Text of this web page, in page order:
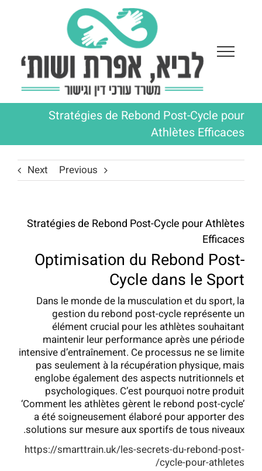
Stratégies de Rebond Post-Cycle pour
Athlètes Efficaces
Previous
Next
Stratégies de Rebond Post-Cycle pour Athlètes
Efficaces
Optimisation du Rebond Post-
Cycle dans le Sport
Dans le monde de la musculation et du sport, la
gestion du rebond post-cycle représente un
élément crucial pour les athlètes souhaitant
maintenir leur performance après une période
intensive d’entraînement. Ce processus ne se limite
pas seulement à la récupération physique, mais
englobe également des aspects nutritionnels et
psychologiques. C’est pourquoi notre produit
‘Comment les athlètes gèrent le rebond post-cycle’
a été soigneusement élaboré pour apporter des
solutions sur mesure aux sportifs de tous niveaux.
https://smarttrain.uk/les-secrets-du-rebond-post-
cycle-pour-athletes/